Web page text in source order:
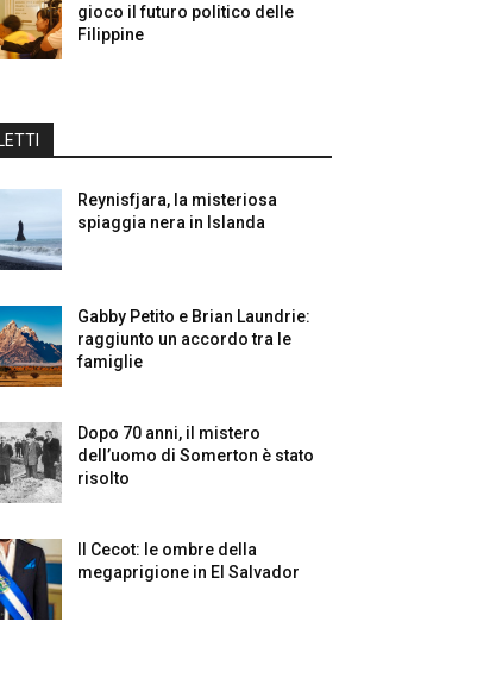
gioco il futuro politico delle
Filippine
Reynisfjara, la misteriosa
spiaggia nera in Islanda
Gabby Petito e Brian Laundrie:
raggiunto un accordo tra le
famiglie
Dopo 70 anni, il mistero
dell’uomo di Somerton è stato
risolto
Il Cecot: le ombre della
megaprigione in El Salvador